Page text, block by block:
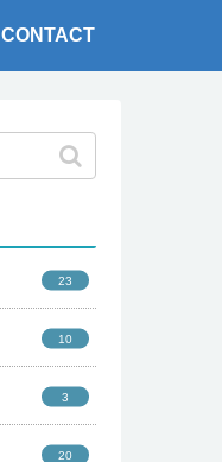
CONTACT
23
10
3
20